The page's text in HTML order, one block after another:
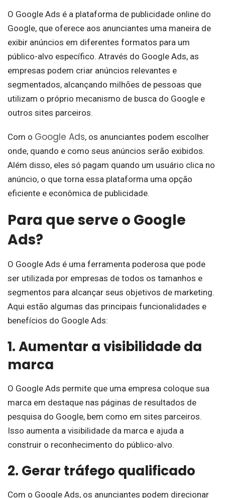
O Google Ads é a plataforma de publicidade online do
Google, que oferece aos anunciantes uma maneira de
exibir anúncios em diferentes formatos para um
público-alvo específico. Através do Google Ads, as
empresas podem criar anúncios relevantes e
segmentados, alcançando milhões de pessoas que
utilizam o próprio mecanismo de busca do Google e
outros sites parceiros.
Com o Google Ads, os anunciantes podem escolher
onde, quando e como seus anúncios serão exibidos.
Além disso, eles só pagam quando um usuário clica no
anúncio, o que torna essa plataforma uma opção
eficiente e econômica de publicidade.
Para que serve o Google
Ads?
O Google Ads é uma ferramenta poderosa que pode
ser utilizada por empresas de todos os tamanhos e
segmentos para alcançar seus objetivos de marketing.
Aqui estão algumas das principais funcionalidades e
benefícios do Google Ads:
1. Aumentar a visibilidade da
marca
O Google Ads permite que uma empresa coloque sua
marca em destaque nas páginas de resultados de
pesquisa do Google, bem como em sites parceiros.
Isso aumenta a visibilidade da marca e ajuda a
construir o reconhecimento do público-alvo.
2. Gerar tráfego qualificado
Com o Google Ads, os anunciantes podem direcionar